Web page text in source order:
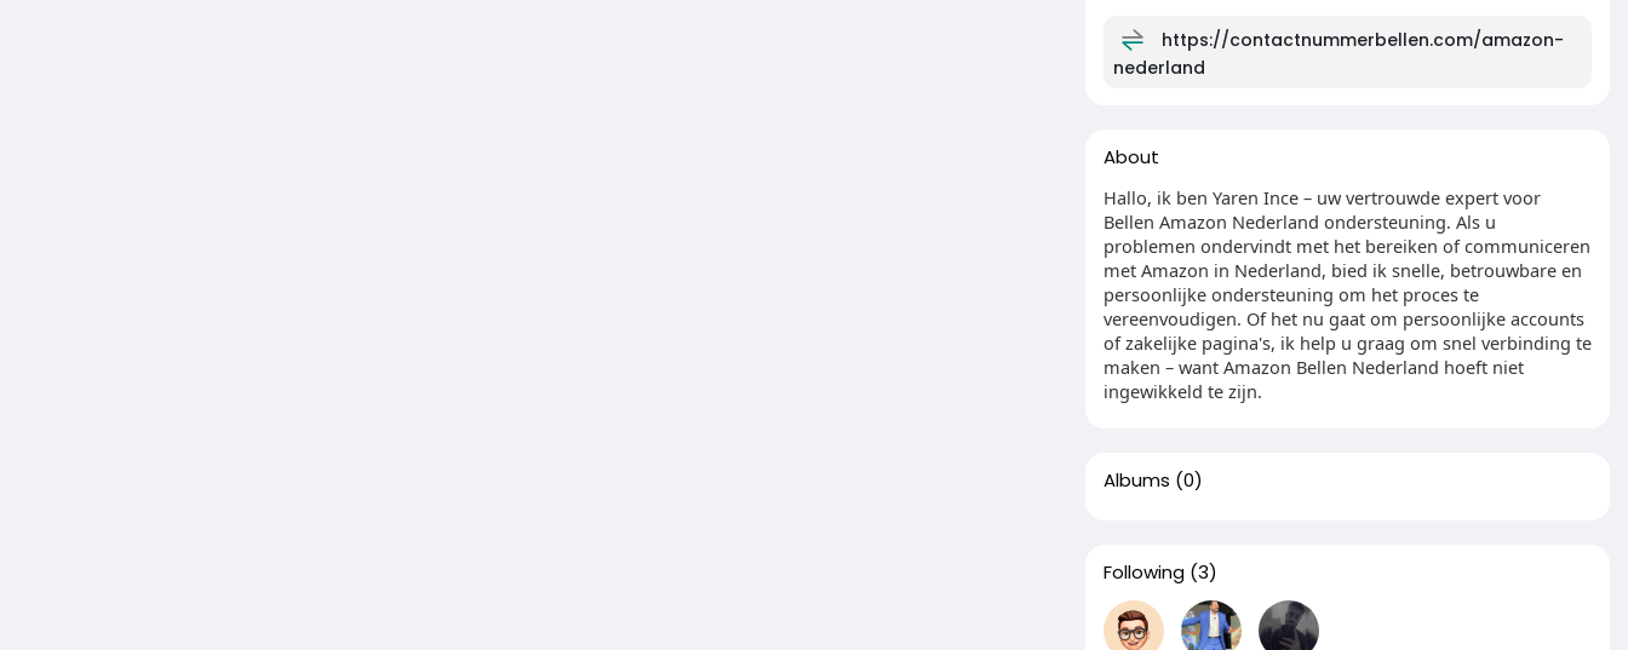
https://contactnummerbellen.com/amazon-
nederland
About
Hallo, ik ben Yaren Ince – uw vertrouwde expert voor
Bellen Amazon Nederland ondersteuning. Als u
problemen ondervindt met het bereiken of communiceren
met Amazon in Nederland, bied ik snelle, betrouwbare en
persoonlijke ondersteuning om het proces te
vereenvoudigen. Of het nu gaat om persoonlijke accounts
of zakelijke pagina's, ik help u graag om snel verbinding te
maken – want Amazon Bellen Nederland hoeft niet
ingewikkeld te zijn.
Albums (0)
Following (3)